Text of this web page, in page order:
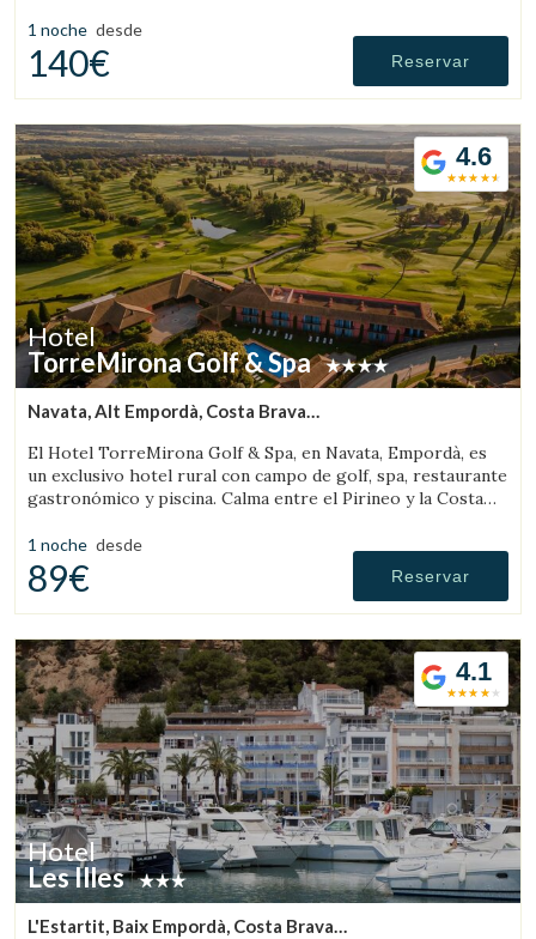
1 noche desde
140€ Reservar
4.6
Hotel
TorreMirona Golf & Spa
Navata, Alt Empordà, Costa Brava
El Hotel TorreMirona Golf & Spa, en Navata, Empordà, es
un exclusivo hotel rural con campo de golf, spa, restaurante
gastronómico y piscina. Calma entre el Pirineo y la Costa
1 noche desde
89€ Reservar
4.1
Hotel
Les Illes
L'Estartit, Baix Empordà, Costa Brava